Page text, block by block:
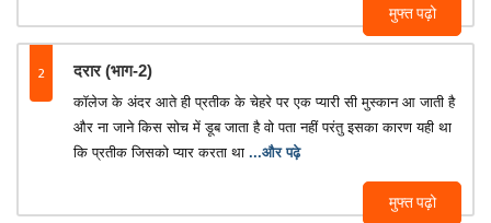
मुफ्त पढ़ो
2 दरार (भाग-2)
मुफ्त पढ़ो
कॉलेज के अंदर आते ही प्रतीक के चेहरे पर एक प्यारी सी मुस्कान आ जाती है
और ना जाने किस सोच में डूब जाता है वो पता नहीं परंतु इसका कारण यही था
कि प्रतीक जिसको प्यार करता था ...और पढ़े